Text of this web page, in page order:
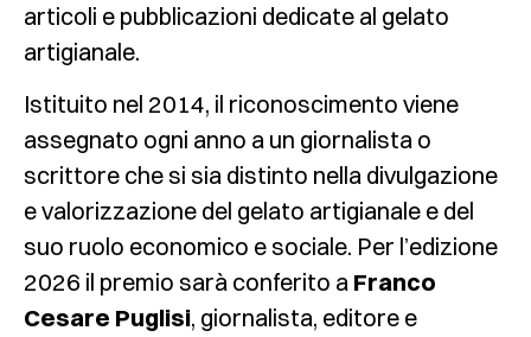
articoli e pubblicazioni dedicate al gelato
artigianale.
Istituito nel 2014, il riconoscimento viene
assegnato ogni anno a un giornalista o
scrittore che si sia distinto nella divulgazione
e valorizzazione del gelato artigianale e del
suo ruolo economico e sociale. Per l’edizione
2026 il premio sarà conferito a Franco
Cesare Puglisi, giornalista, editore e